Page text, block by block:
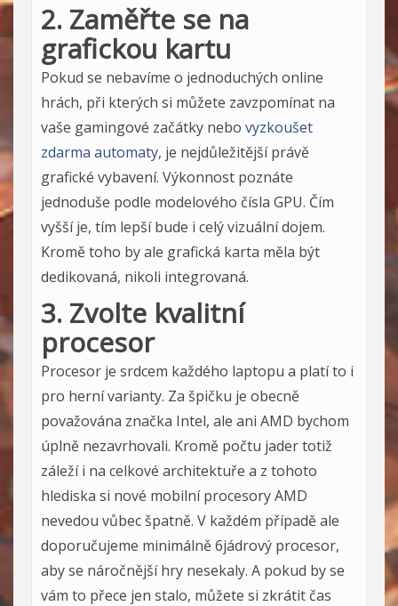
2. Zaměřte se na
grafickou kartu
Pokud se nebavíme o jednoduchých online
hrách, při kterých si můžete zavzpomínat na
vaše gamingové začátky nebo vyzkoušet
zdarma automaty, je nejdůležitější právě
grafické vybavení. Výkonnost poznáte
jednoduše podle modelového čísla GPU. Čím
vyšší je, tím lepší bude i celý vizuální dojem.
Kromě toho by ale grafická karta měla být
dedikovaná, nikoli integrovaná.
3. Zvolte kvalitní
procesor
Procesor je srdcem každého laptopu a platí to i
pro herní varianty. Za špičku je obecně
považována značka Intel, ale ani AMD bychom
úplně nezavrhovali. Kromě počtu jader totiž
záleží i na celkové architektuře a z tohoto
hlediska si nové mobilní procesory AMD
nevedou vůbec špatně. V každém případě ale
doporučujeme minimálně 6jádrový procesor,
aby se náročnější hry nesekaly. A pokud by se
vám to přece jen stalo, můžete si zkrátit čas